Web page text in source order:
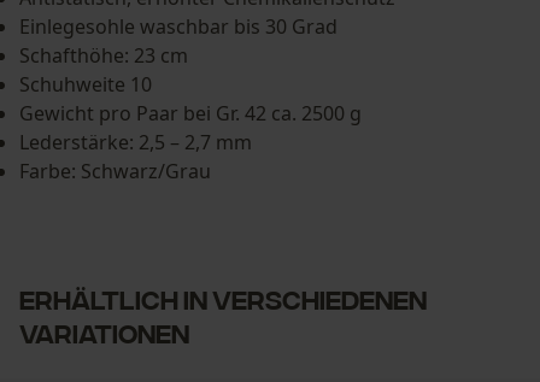
Einlegesohle waschbar bis 30 Grad
Schafthöhe: 23 cm
Schuhweite 10
Gewicht pro Paar bei Gr. 42 ca. 2500 g
Lederstärke: 2,5 – 2,7 mm
Farbe: Schwarz/Grau
ERHÄLTLICH IN VERSCHIEDENEN
VARIATIONEN